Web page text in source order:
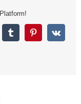
TumblrPinterest
Vk